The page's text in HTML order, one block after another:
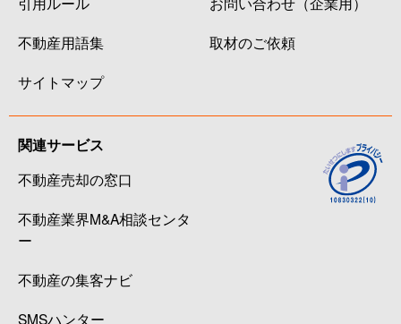
不動産用語集
サイトマップ
取材のご依頼
関連サービス
不動産売却の窓口
不動産業界M&A相談センタ
ー
不動産の集客ナビ
SMSハンター